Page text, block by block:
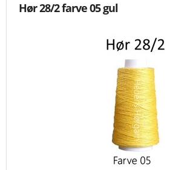
Hør 28/2 farve 05 gul